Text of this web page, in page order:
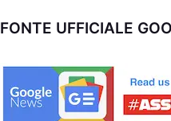
FONTE UFFICIALE